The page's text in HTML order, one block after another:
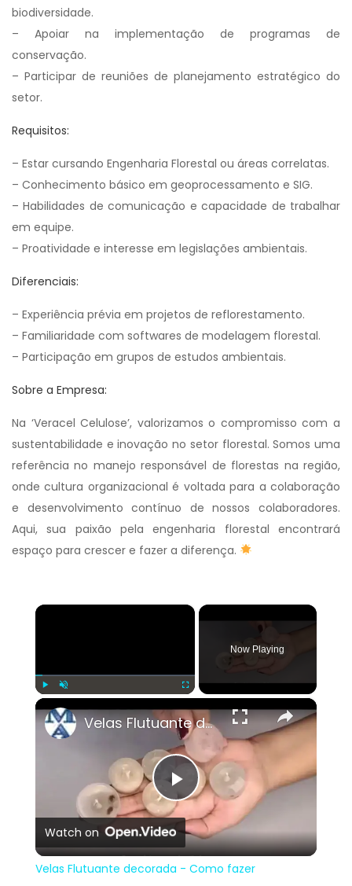
biodiversidade.
– Apoiar na implementação de programas de
conservação.
– Participar de reuniões de planejamento estratégico do
setor.
Requisitos:
– Estar cursando Engenharia Florestal ou áreas correlatas.
– Conhecimento básico em geoprocessamento e SIG.
– Habilidades de comunicação e capacidade de trabalhar
em equipe.
– Proatividade e interesse em legislações ambientais.
Diferenciais:
– Experiência prévia em projetos de reflorestamento.
– Familiaridade com softwares de modelagem florestal.
– Participação em grupos de estudos ambientais.
Sobre a Empresa:
Na ‘Veracel Celulose’, valorizamos o compromisso com a
sustentabilidade e inovação no setor florestal. Somos uma
referência no manejo responsável de florestas na região,
onde cultura organizacional é voltada para a colaboração
e desenvolvimento contínuo de nossos colaboradores.
Aqui, sua paixão pela engenharia florestal encontrará
espaço para crescer e fazer a diferença.
×
Now Playing
×
Play
Video
Velas Flutuante decorada - Como fazer
Watch on
Velas Flutuante decorada - Como fazer